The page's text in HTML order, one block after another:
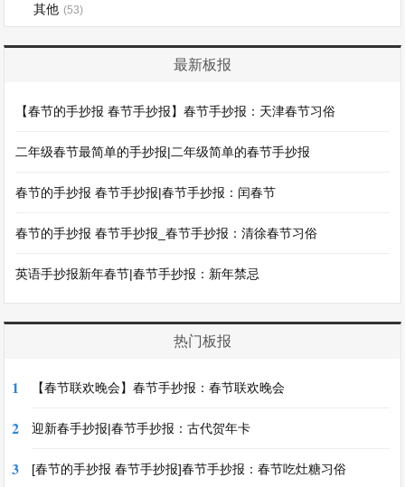
其他 (53)
最新板报
【春节的手抄报 春节手抄报】春节手抄报：天津春节习俗
二年级春节最简单的手抄报|二年级简单的春节手抄报
春节的手抄报 春节手抄报|春节手抄报：闰春节
春节的手抄报 春节手抄报_春节手抄报：清徐春节习俗
英语手抄报新年春节|春节手抄报：新年禁忌
热门板报
1 【春节联欢晚会】春节手抄报：春节联欢晚会
2 迎新春手抄报|春节手抄报：古代贺年卡
3 [春节的手抄报 春节手抄报]春节手抄报：春节吃灶糖习俗